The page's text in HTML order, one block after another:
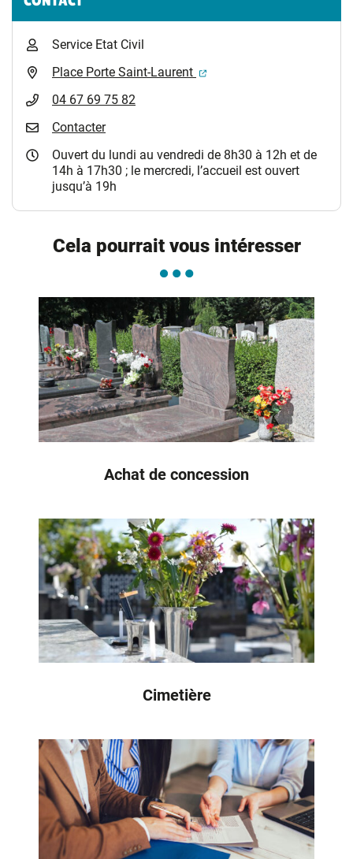
Service Etat Civil
Place Porte Saint-Laurent
(ouverture dans un
04 67 69 75 82
Contacter
Ouvert du lundi au vendredi de 8h30 à 12h et de
14h à 17h30 ; le mercredi, l’accueil est ouvert
jusqu’à 19h
Cela pourrait vous intéresser
Achat de concession
Cimetière